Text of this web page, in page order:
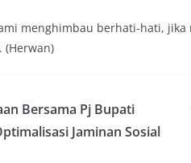
menghimbau berhati-hati,
(Herwan)
Bersama Pj Bupati
Jaminan Sosial